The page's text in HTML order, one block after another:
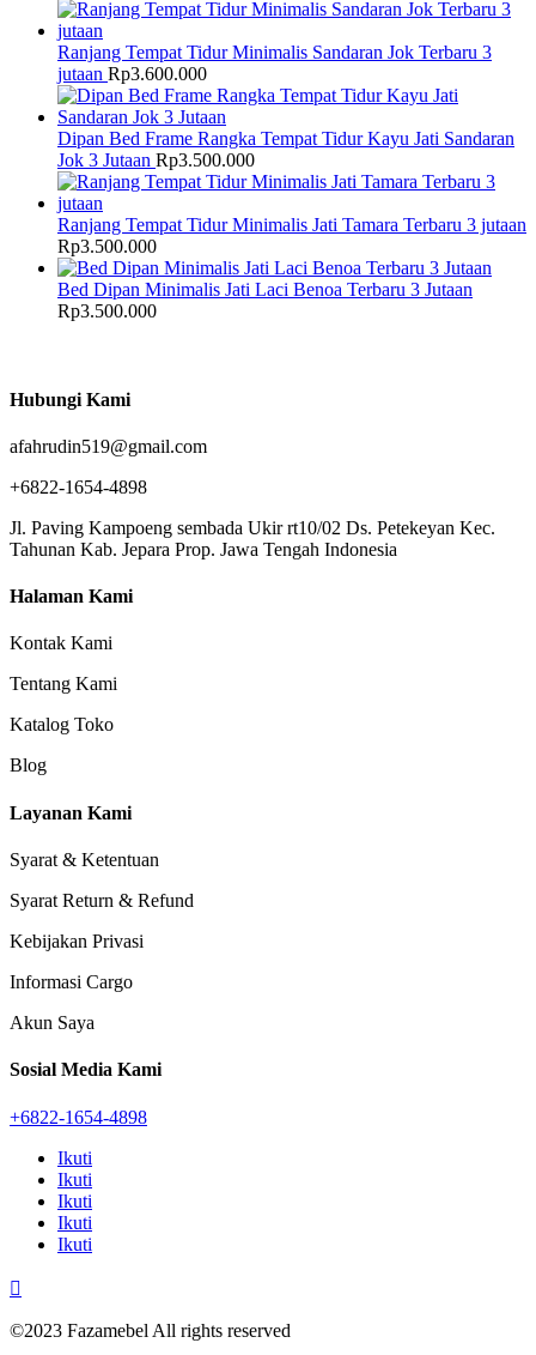
Ranjang Tempat Tidur Minimalis Sandaran Jok Terbaru 3
jutaan Rp3.600.000
Dipan Bed Frame Rangka Tempat Tidur Kayu Jati Sandaran
Jok 3 Jutaan Rp3.500.000
Ranjang Tempat Tidur Minimalis Jati Tamara Terbaru 3 jutaan
Rp3.500.000
Bed Dipan Minimalis Jati Laci Benoa Terbaru 3 Jutaan
Rp3.500.000
Hubungi Kami
afahrudin519@gmail.com
+6822-1654-4898
Jl. Paving Kampoeng sembada Ukir rt10/02 Ds. Petekeyan Kec.
Tahunan Kab. Jepara Prop. Jawa Tengah Indonesia
Halaman Kami
Kontak Kami
Tentang Kami
Katalog Toko
Blog
Layanan Kami
Syarat & Ketentuan
Syarat Return & Refund
Kebijakan Privasi
Informasi Cargo
Akun Saya
Sosial Media Kami
+6822-1654-4898
Ikuti
Ikuti
Ikuti
Ikuti
Ikuti

©2023 Fazamebel All rights reserved